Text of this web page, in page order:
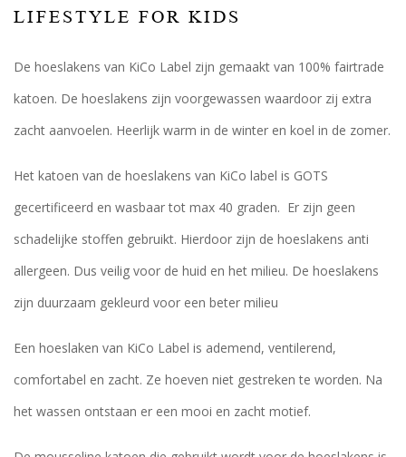
LIFESTYLE FOR KIDS
De hoeslakens van KiCo Label zijn gemaakt van 100% fairtrade
katoen. De hoeslakens zijn voorgewassen waardoor zij extra
zacht aanvoelen. Heerlijk warm in de winter en koel in de zomer.
Het katoen van de hoeslakens van KiCo label is GOTS
gecertificeerd en wasbaar tot max 40 graden. Er zijn geen
schadelijke stoffen gebruikt. Hierdoor zijn de hoeslakens anti
allergeen. Dus veilig voor de huid en het milieu. De hoeslakens
zijn duurzaam gekleurd voor een beter milieu
Een hoeslaken van KiCo Label is ademend, ventilerend,
comfortabel en zacht. Ze hoeven niet gestreken te worden. Na
het wassen ontstaan er een mooi en zacht motief.